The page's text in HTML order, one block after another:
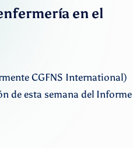
A
e
en el
CGFNS International)
de esta semana del Informe